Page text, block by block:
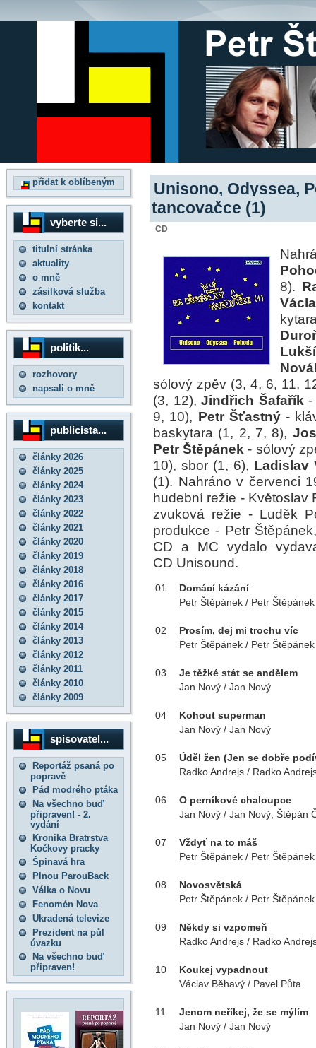
přidat k oblíbeným
vyberte si...
titulní stránka
aktuality
o mně
zásilková služba
kontakt
politik...
rozhovory
napsali o mně
publicista...
články 2026
články 2025
články 2024
články 2023
články 2022
články 2021
články 2020
články 2019
články 2018
články 2016
články 2017
články 2015
články 2014
články 2013
články 2012
články 2011
články 2010
články 2009
spisovatel...
Reportáž psaná po
popravě
Pád modrého ptáka
Na všechno buď
připraven! - 2.
vydání
Kronika Bratrstva
Kočkovy pracky
Špinavá hra
Plnou ParouBack
Válka o Novu
Fenomén Nova
Ukradená televize
Prezident na půl
úvazku
Na všechno buď
připraven!
Unisono, Odyssea,
tancovačce (1)
CD
8).
sólový zpěv (3, 4, 6, 11,
(3, 12), Jindřich Šafařík -
9, 10), Petr Šťastný-
baskytara (1, 2, 7, 8),
Petr Štěpánek - sólový
10), sbor (1, 6), Ladislav
(1). Nahráno v červenci
hudební režie - Květoslav
zvuková režie - Luděk
produkce - Petr
CD a MC vydalo
CD Unisound.
01
Domácí kázání
Petr Štěpánek / Petr Štěpánek
02
Prosím, dej mi trochu víc
Petr Štěpánek / Petr Štěpánek
03
Je těžké stát se andělem
Jan Nový / Jan Nový
04
Kohout superman
Jan Nový / Jan Nový
05
Úděl žen (Jen se dobře
Radko Andrejs / Radko
06
O perníkové chaloupce
Jan Nový / Jan Nový, Štěpán
07
Vždyť na to máš
Petr Štěpánek / Petr Štěpánek
08
Novosvětská
Petr Štěpánek / Petr
09
Někdy si vzpomeň
Radko Andrejs / Radko
10
Koukej vypadnout
Václav Běhavý / Pavel Půta
11
Jenom neříkej, že se mýlím
Jan Nový / Jan Nový